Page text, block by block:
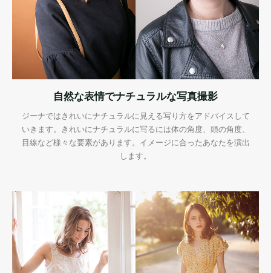
自然な表情でナチュラルな写真撮影
ジーナではきれいにナチュラルに見える写り方をアドバイスして
いきます。きれいにナチュラルに写るには体の角度、頭の角度、
目線など様々な要素があります。イメージに合ったあなたを演出
します。